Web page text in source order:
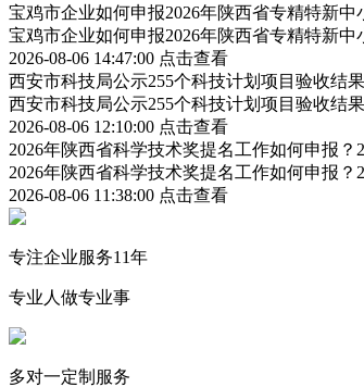
宝鸡市企业如何申报2026年陕西省专精特新
宝鸡市企业如何申报2026年陕西省专精特新
2026-08-06 14:47:00 点击查看
西安市科技局公示255个科技计划项目验收结
西安市科技局公示255个科技计划项目验收结
2026-08-06 12:10:00 点击查看
2026年陕西省科学技术奖提名工作如何申报
2026年陕西省科学技术奖提名工作如何申报
2026-08-06 11:38:00 点击查看
专注企业服务11年
专业人做专业事
多对一定制服务